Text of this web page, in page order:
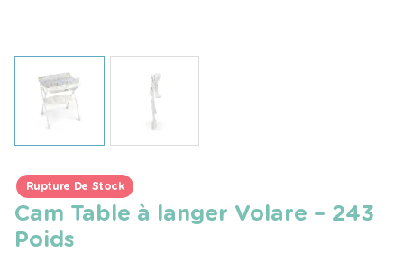
Rupture De Stock
Cam Table à langer Volare – 243
Poids